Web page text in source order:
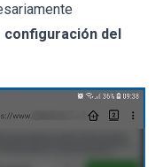
configuración del